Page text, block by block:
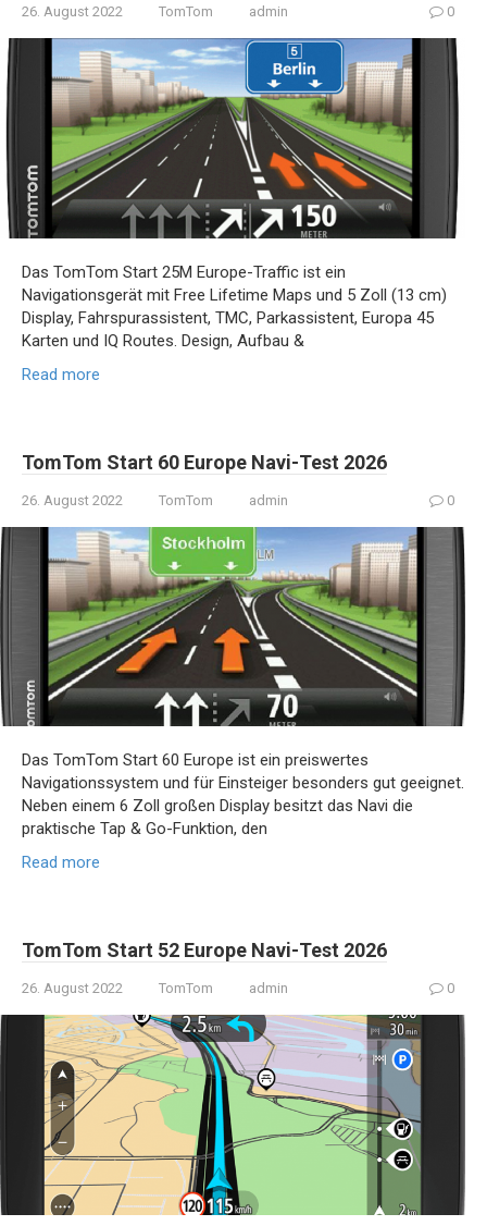
26. August 2022 TomTom admin 0
Das TomTom Start 25M Europe-Traffic ist ein
Navigationsgerät mit Free Lifetime Maps und 5 Zoll (13 cm)
Display, Fahrspurassistent, TMC, Parkassistent, Europa 45
Karten und IQ Routes. Design, Aufbau &
Read more
TomTom Start 60 Europe Navi-Test 2026
26. August 2022 TomTom admin 0
Das TomTom Start 60 Europe ist ein preiswertes
Navigationssystem und für Einsteiger besonders gut geeignet.
Neben einem 6 Zoll großen Display besitzt das Navi die
praktische Tap & Go-Funktion, den
Read more
TomTom Start 52 Europe Navi-Test 2026
26. August 2022 TomTom admin 0